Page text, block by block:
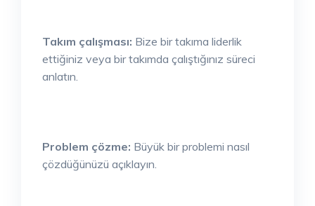
Takım çalışması: Bize bir takıma liderlik
ettiğiniz veya bir takımda çalıştığınız süreci
anlatın.
Problem çözme: Büyük bir problemi nasıl
çözdüğünüzü açıklayın.